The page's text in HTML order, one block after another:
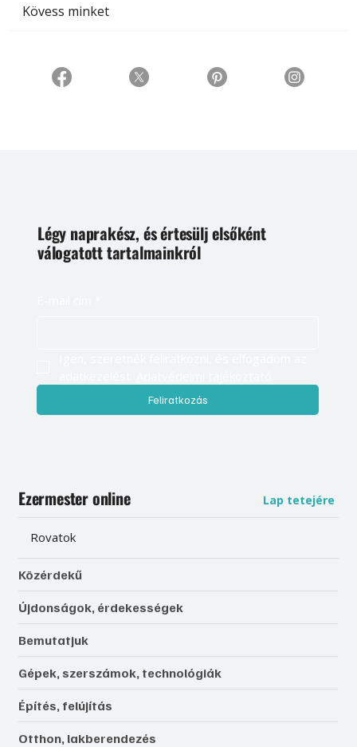
Kövess minket
Légy naprakész, és értesülj elsőként
válogatott tartalmainkról
Feliratkozás
Ezermester online Lap tetejére
Rovatok
Közérdekű
Újdonságok, érdekességek
Bemutatjuk
Gépek, szerszámok, technológiák
Építés, felújítás
Otthon, lakberendezés